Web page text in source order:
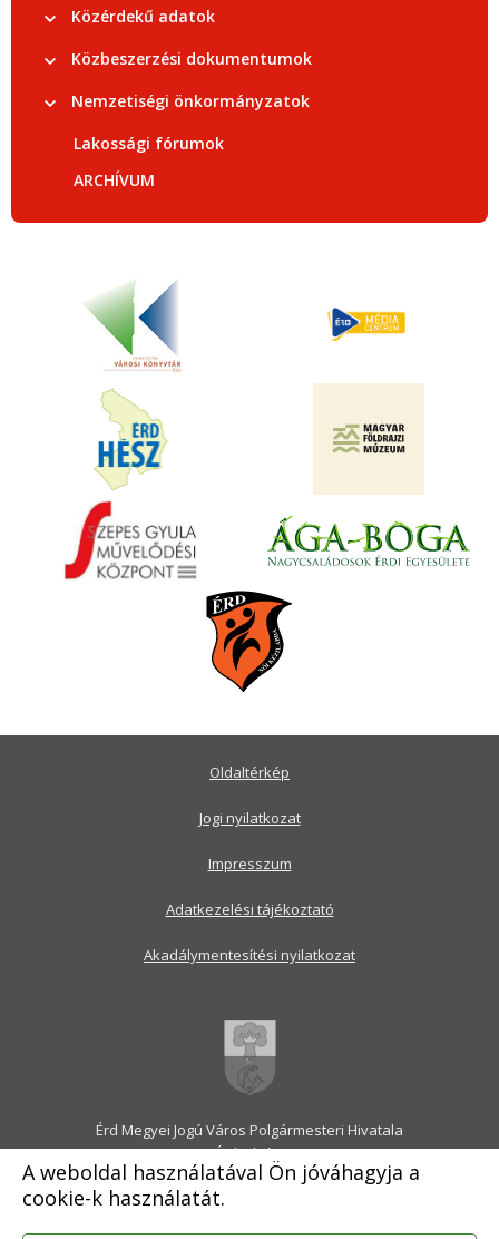
A weboldal használatával Ön jóváhagyja a
cookie-k használatát.
Közérdekű adatok
Közbeszerzési dokumentumok
Nemzetiségi önkormányzatok
Lakossági fórumok
ARCHÍVUM
Érd Megyei Jogú Város Polgármesteri Hivatala
2030 Érd, Alsó utca 1.
Levélcím: 2031 Érd, Pf.: 31
E-mail:onkormanyzat@erd.hu
Telefonközpont:06-23-522-300
Oldaltérkép
Jogi nyilatkozat
Impresszum
Adatkezelési tájékoztató
Akadálymentesítési nyilatkozat